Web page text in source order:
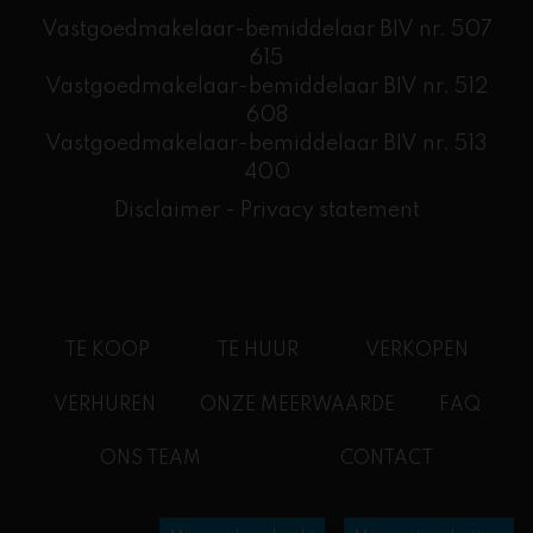
Vastgoedmakelaar-bemiddelaar BIV nr. 507
615
Vastgoedmakelaar-bemiddelaar BIV nr. 512
608
​Vastgoedmakelaar-bemiddelaar BIV nr. 513
400
Disclaimer - Privacy statement
TE KOOP TE HUUR VERKOPEN
VERHUREN ONZE MEERWAARDE FAQ
ONS TEAM CONTACT